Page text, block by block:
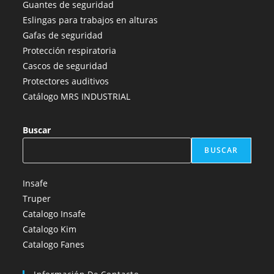
nueva
pestaña
nueva
pestaña
nueva
pestaña
nueva
Guantes de seguridad
Eslingas para trabajos en alturas
Gafas de seguridad
Protección respiratoria
Cascos de seguridad
Protectores auditivos
Catálogo MRS INDUSTRIAL
Buscar
BUSCAR
Insafe
Truper
Catalogo Insafe
Catalogo Kim
Catalogo Fanes